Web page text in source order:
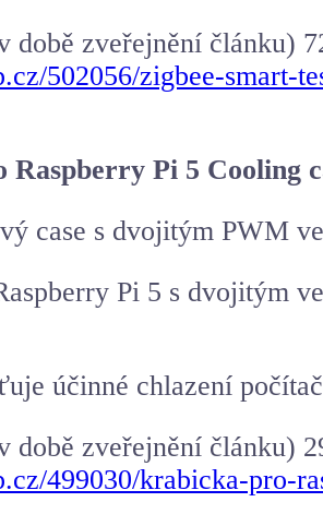
době zveřejnění článku)
502056/zigbee-smart-
Pi 5 Cooling
case s dvojitým PWM
Pi 5 s dvojitým
účinné chlazení
době zveřejnění článku)
499030/krabicka-pro-